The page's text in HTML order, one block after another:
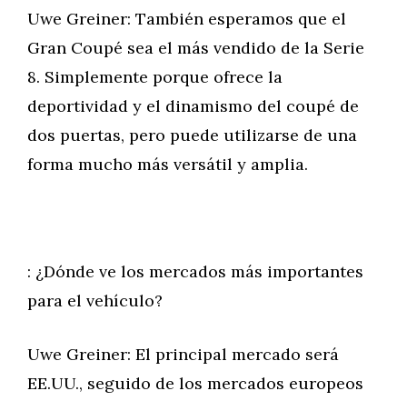
Uwe Greiner: También esperamos que el
Gran Coupé sea el más vendido de la Serie
8. Simplemente porque ofrece la
deportividad y el dinamismo del coupé de
dos puertas, pero puede utilizarse de una
forma mucho más versátil y amplia.
: ¿Dónde ve los mercados más importantes
para el vehículo?
Uwe Greiner: El principal mercado será
EE.UU., seguido de los mercados europeos